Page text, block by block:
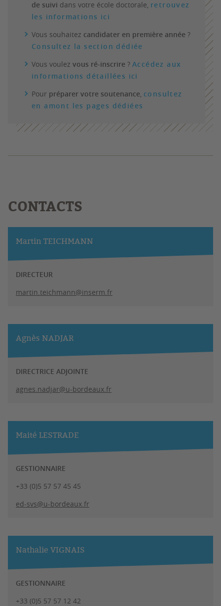
de suivi dans votre école doctorale, retrouvez
les informations ici
Vous souhaitez candidater en première année ?
Consultez la section dédiée
Vous voulez vous ré-inscrire ? Accédez aux
informations détaillées ici
Pour préparer votre soutenance, consultez
en amont les pages dédiées
CONTACTS
Martin TEICHMANN
DIRECTEUR
martin.teichmann@inserm.fr
Agnès NADJAR
DIRECTRICE ADJOINTE
agnes.nadjar@u-bordeaux.fr
Maité LESTRADE
GESTIONNAIRE
+33 (0)5 57 57 45 45
ed-svs@u-bordeaux.fr
Nathalie VIGNAIS
GESTIONNAIRE
+33 (0)5 57 57 12 42